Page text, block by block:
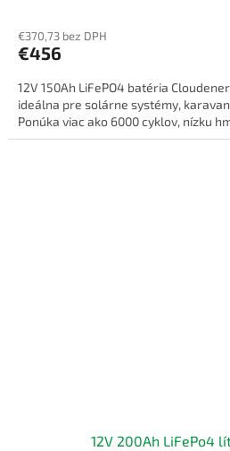
€370,73 bez DPH
€456
12V 150Ah LiFePO4 batéria
ideálna pre solárne systémy,
Ponúka viac ako 6000 cyklov, nízku
12V 200Ah LiFePo4